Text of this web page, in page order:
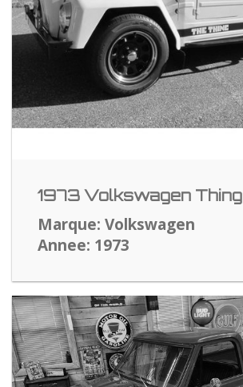
1973 Volkswagen Thing
Marque: Volkswagen
Annee: 1973